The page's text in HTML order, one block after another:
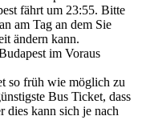
fährt um 23:55. Bitte
am Tag an dem Sie
ändern kann.
im Voraus
so früh wie möglich zu
Bus Ticket, dass
dies kann sich je nach